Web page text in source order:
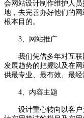
会网站设计制作维护人
地，去完善办好他们的
根本目的。
3、网站推广
我们凭借多年对互联
发展趋势的把握以及在
供最专业、最有效、最经
4、内容主题
设计重心转向以客户